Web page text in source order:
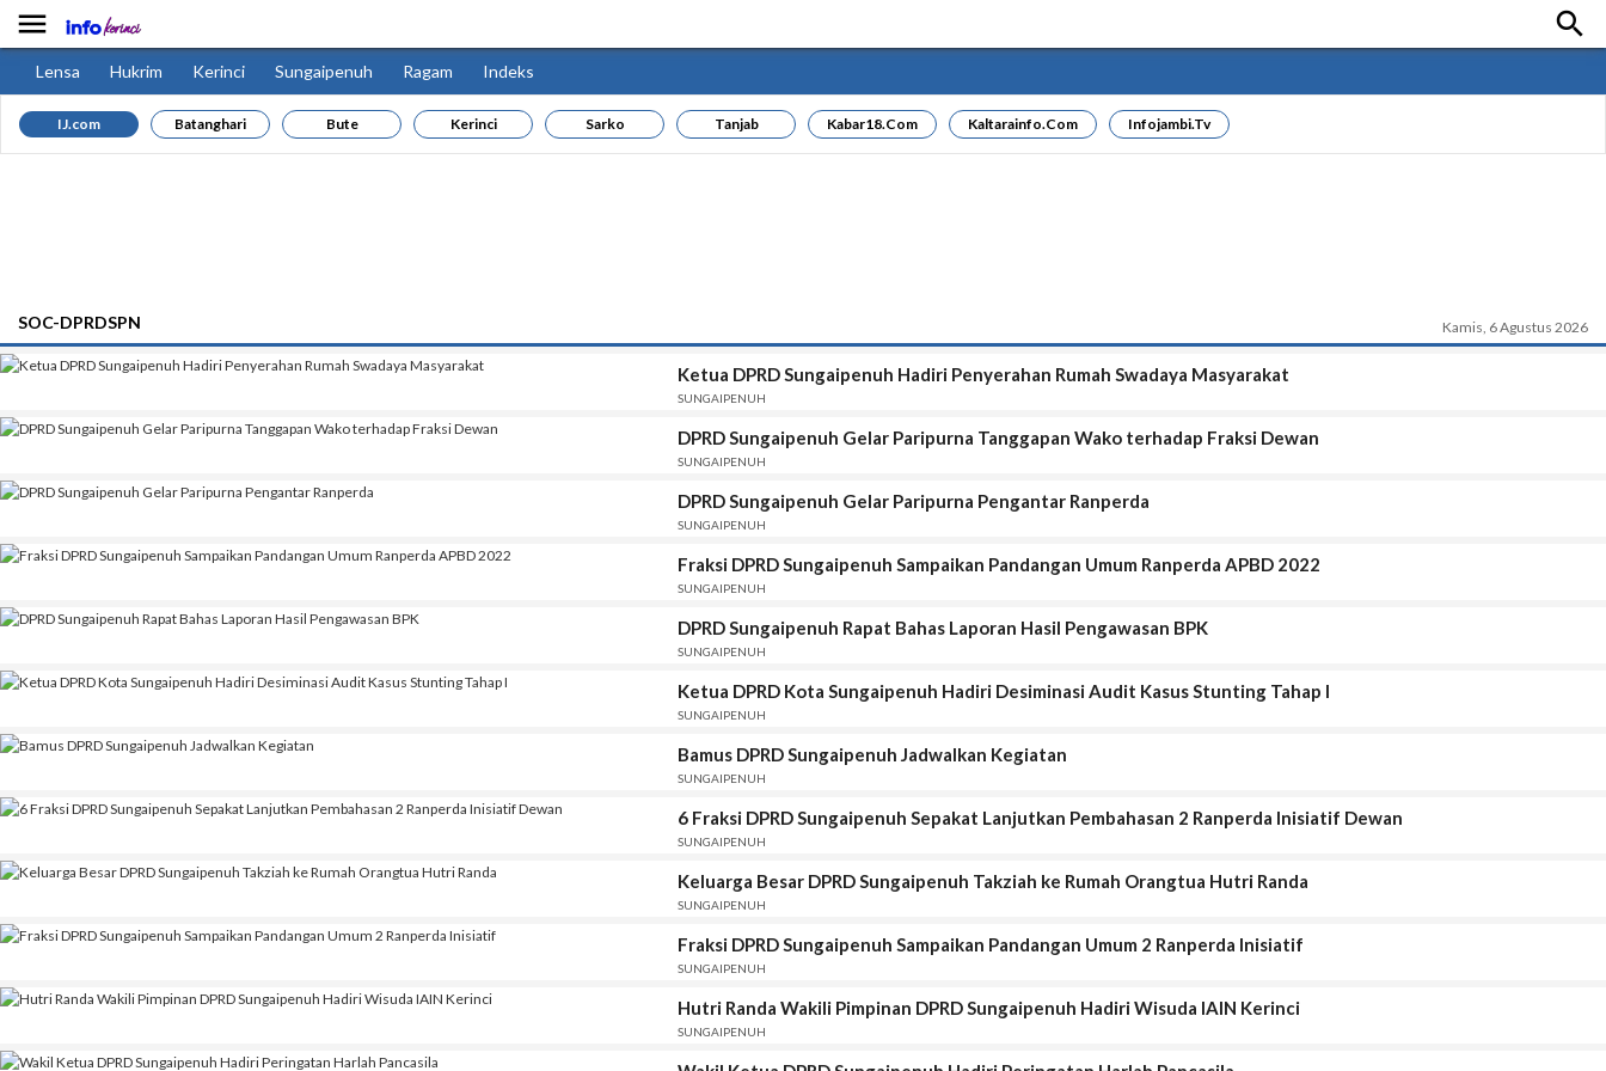
 
Lensa Hukrim Kerinci Sungaipenuh Ragam Indeks
IJ.com Batanghari Bute Kerinci Sarko Tanjab Kabar18.com Kaltarainfo.com Infojambi.tv
SOC-DPRDSPN Kamis, 6 Agustus 2026
Ketua DPRD Sungaipenuh Hadiri Penyerahan Rumah Swadaya Masyarakat
SUNGAIPENUH
DPRD Sungaipenuh Gelar Paripurna Tanggapan Wako terhadap Fraksi Dewan
SUNGAIPENUH
DPRD Sungaipenuh Gelar Paripurna Pengantar Ranperda
SUNGAIPENUH
Fraksi DPRD Sungaipenuh Sampaikan Pandangan Umum Ranperda APBD 2022
SUNGAIPENUH
DPRD Sungaipenuh Rapat Bahas Laporan Hasil Pengawasan BPK
SUNGAIPENUH
Ketua DPRD Kota Sungaipenuh Hadiri Desiminasi Audit Kasus Stunting Tahap I
SUNGAIPENUH
Bamus DPRD Sungaipenuh Jadwalkan Kegiatan
SUNGAIPENUH
6 Fraksi DPRD Sungaipenuh Sepakat Lanjutkan Pembahasan 2 Ranperda Inisiatif Dewan
SUNGAIPENUH
Keluarga Besar DPRD Sungaipenuh Takziah ke Rumah Orangtua Hutri Randa
SUNGAIPENUH
Fraksi DPRD Sungaipenuh Sampaikan Pandangan Umum 2 Ranperda Inisiatif
SUNGAIPENUH
Hutri Randa Wakili Pimpinan DPRD Sungaipenuh Hadiri Wisuda IAIN Kerinci
SUNGAIPENUH